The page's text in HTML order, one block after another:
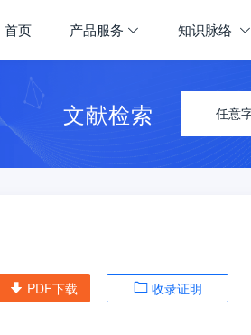
首页 产品服务 知识脉络
文献检索 任意
PDF下载 收录证明